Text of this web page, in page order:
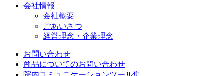
会社情報
会社概要
ごあいさつ
経営理念・企業理念
お問い合わせ
商品についてのお問い合わせ